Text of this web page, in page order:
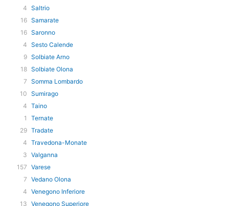
4 Saltrio
16 Samarate
16 Saronno
4 Sesto Calende
9 Solbiate Arno
18 Solbiate Olona
7 Somma Lombardo
10 Sumirago
4 Taino
1
Ternate
29 Tradate
4 Travedona-Monate
3 Valganna
157 Varese
7 Vedano Olona
4 Venegono Inferiore
13 Venegono Superiore